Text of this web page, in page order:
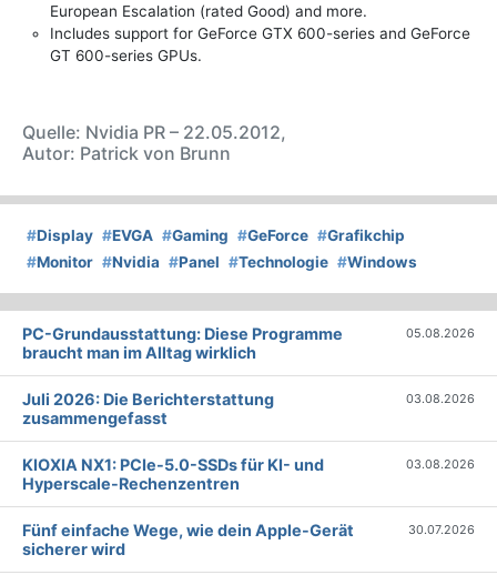
European Escalation (rated Good) and more.
Includes support for GeForce GTX 600-series and GeForce
GT 600-series GPUs.
Quelle: Nvidia PR – 22.05.2012,
Autor: Patrick von Brunn
#Display #EVGA #Gaming #GeForce #Grafikchip
#Monitor #Nvidia #Panel #Technologie #Windows
PC-Grundausstattung: Diese Programme
braucht man im Alltag wirklich
05.08.2026
Juli 2026: Die Bericht­erstattung
zusammengefasst
03.08.2026
KIOXIA NX1: PCIe-5.0-SSDs für KI- und
Hyperscale-Rechenzentren
03.08.2026
Fünf einfache Wege, wie dein Apple-Gerät
sicherer wird
30.07.2026